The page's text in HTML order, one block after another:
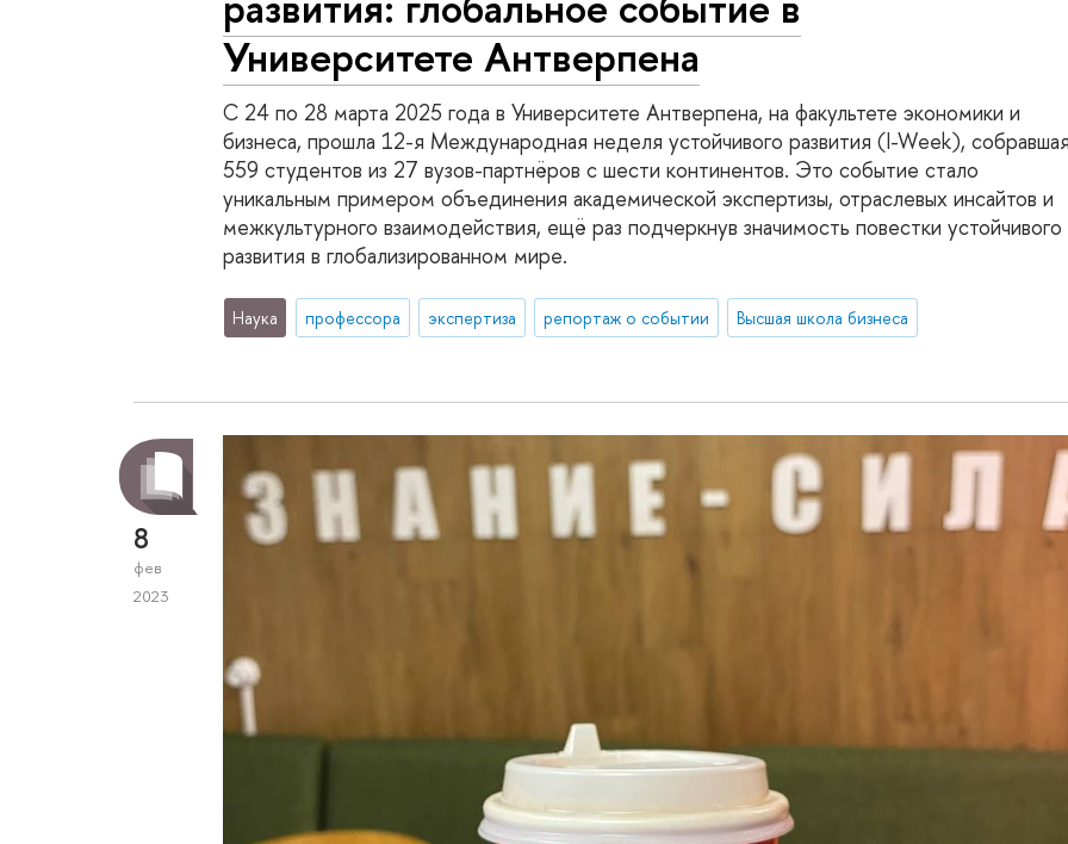
Университете Антверпена
С 24 по 28 марта 2025 года в Университете Антверпена, на факультете экономики и
бизнеса, прошла 12-я Международная неделя устойчивого развития (I-Week),
559 студентов из 27 вузов-партнёров с шести континентов. Это событие стало
уникальным примером объединения академической экспертизы, отраслевых инсайтов и
межкультурного взаимодействия, ещё раз подчеркнув значимость повестки устойчивого
развития в глобализированном мире.
Наука профессора экспертиза репортаж о событии Высшая школа бизнеса
8
фев
2023